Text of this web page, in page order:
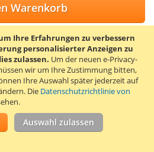
Ihre Erfahrungen zu verbessern
personalisierter Anzeigen zu
zulassen. Um der neuen e-Privacy-
wir um Ihre Zustimmung bitten,
Ihre Auswahl später jederzeit auf
Die Datenschutzrichtlinie von
Auswahl zulassen
Warenkorb
HINZUFÜGEN
HINZUFÜGEN
hat eine runde Spitze von
für fast alle Materialien wie
und Kunststoff.